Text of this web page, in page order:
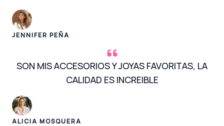
JENNIFER PEÑA
SON MIS ACCESORIOS Y JOYAS FAVORITAS, LA
CALIDAD ES INCREIBLE
ALICIA MOSQUERA